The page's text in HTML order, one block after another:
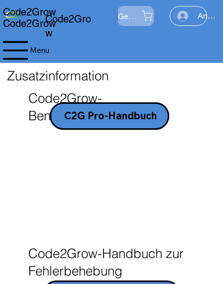
Code2Gro
w
Geschäft
Menu
Code2Grow
Code2Grow
Zusatzinformation
Code2Grow-
Benutzerhandbuch
C2G Pro-Handbuch
Code2Grow-Handbuch zur
Fehlerbehebung